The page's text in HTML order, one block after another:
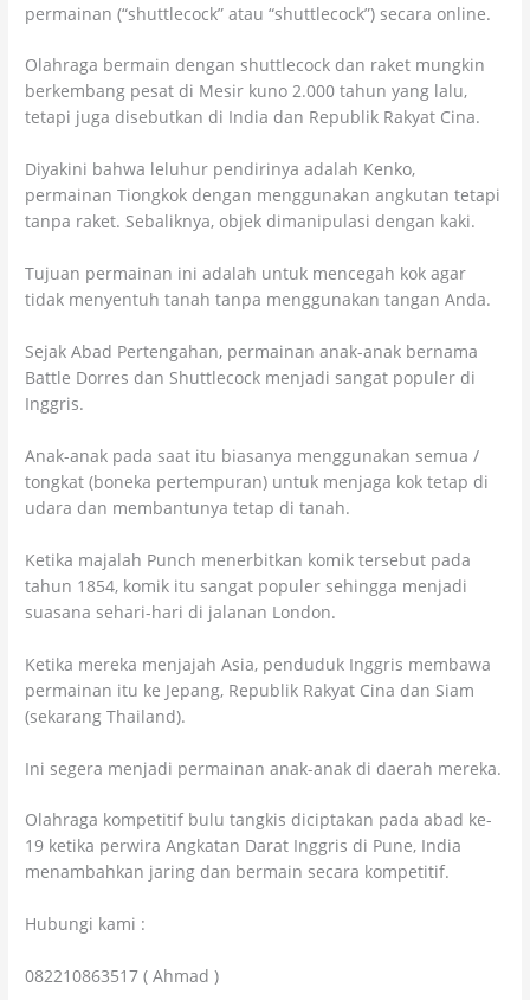
permainan (“shuttlecock” atau “shuttlecock”) secara online.
Olahraga bermain dengan shuttlecock dan raket mungkin
berkembang pesat di Mesir kuno 2.000 tahun yang lalu,
tetapi juga disebutkan di India dan Republik Rakyat Cina.
Diyakini bahwa leluhur pendirinya adalah Kenko,
permainan Tiongkok dengan menggunakan angkutan tetapi
tanpa raket. Sebaliknya, objek dimanipulasi dengan kaki.
Tujuan permainan ini adalah untuk mencegah kok agar
tidak menyentuh tanah tanpa menggunakan tangan Anda.
Sejak Abad Pertengahan, permainan anak-anak bernama
Battle Dorres dan Shuttlecock menjadi sangat populer di
Inggris.
Anak-anak pada saat itu biasanya menggunakan semua /
tongkat (boneka pertempuran) untuk menjaga kok tetap di
udara dan membantunya tetap di tanah.
Ketika majalah Punch menerbitkan komik tersebut pada
tahun 1854, komik itu sangat populer sehingga menjadi
suasana sehari-hari di jalanan London.
Ketika mereka menjajah Asia, penduduk Inggris membawa
permainan itu ke Jepang, Republik Rakyat Cina dan Siam
(sekarang Thailand).
Ini segera menjadi permainan anak-anak di daerah mereka.
Olahraga kompetitif bulu tangkis diciptakan pada abad ke-
19 ketika perwira Angkatan Darat Inggris di Pune, India
menambahkan jaring dan bermain secara kompetitif.
Hubungi kami :
082210863517 ( Ahmad )